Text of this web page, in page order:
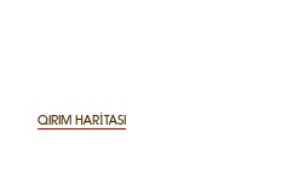
QIRIM HARİTASI